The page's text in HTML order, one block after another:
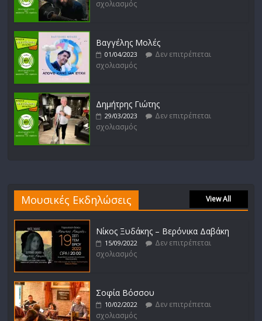
σχολιασμός
Βαγγέλης Μολές
01/04/2023
Δεν επιτρέπεται
σχολιασμός
Δημήτρης Γιώτης
29/03/2023
Δεν επιτρέπεται
σχολιασμός
Μουσικές Εκδηλώσεις View All
Νίκος Ξυδάκης – Βερόνικα Δαβάκη
15/09/2022
Δεν επιτρέπεται
σχολιασμός
Σοφία Βόσσου
10/02/2022
Δεν επιτρέπεται
σχολιασμός